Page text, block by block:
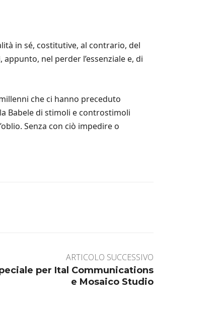
in sé, costitutive, al contrario, del
nel perder l’essenziale e, di
che ci hanno preceduto
Babele di stimoli e controstimoli
Senza con ciò impedire o
ARTICOLO SUCCESSIVO
per Ital Communications
e Mosaico Studio